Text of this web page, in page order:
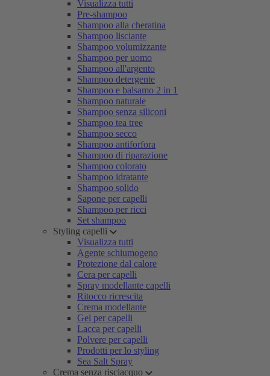
Visualizza tutti
Pre-shampoo
Shampoo alla cheratina
Shampoo lisciante
Shampoo volumizzante
Shampoo per uomo
Shampoo all'argento
Shampoo detergente
Shampoo e balsamo 2 in 1
Shampoo naturale
Shampoo senza siliconi
Shampoo tea tree
Shampoo secco
Shampoo antiforfora
Shampoo di riparazione
Shampoo colorato
Shampoo idratante
Shampoo solido
Sapone per capelli
Shampoo per ricci
Set shampoo
Styling capelli
Visualizza tutti
Agente schiumogeno
Protezione dal calore
Cera per capelli
Spray modellante capelli
Ritocco ricrescita
Crema modellante
Gel per capelli
Lacca per capelli
Polvere per capelli
Prodotti per lo styling
Sea Salt Spray
Crema senza risciacquo